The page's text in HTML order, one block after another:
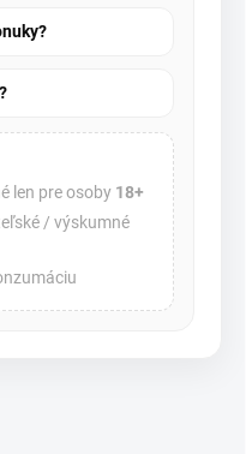
len pre osoby 18+
/ výskumné